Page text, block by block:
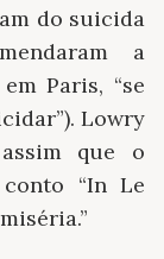
do suicida
a
Paris, “se
Lowry
que o
“In Le